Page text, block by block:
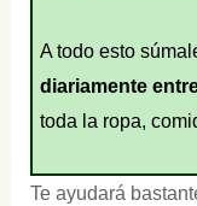
A todo esto
diariamente
toda la ropa,
Te ayudará